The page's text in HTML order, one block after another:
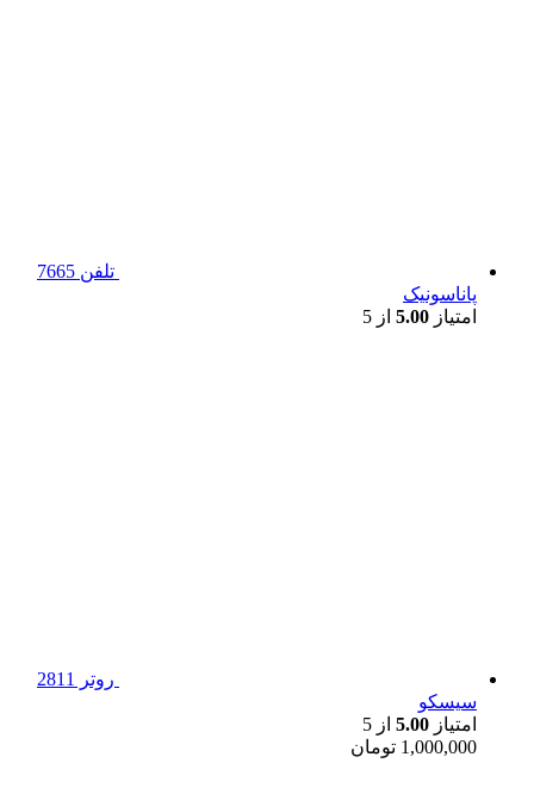
تلفن 7665
پاناسونیک
امتیاز 5.00 از 5
روتر 2811
سیسکو
امتیاز 5.00 از 5
1,000,000 تومان